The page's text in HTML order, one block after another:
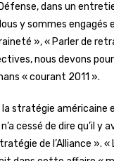
dans un
y sommes
», « Parler de
nous devons
« courant 2011 ».
stratégie américaine
cessé de dire
de l’Alliance ».